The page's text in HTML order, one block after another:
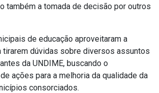
também a tomada de decisão por outros
de educação aproveitaram a
tirarem dúvidas sobre diversos assuntos
da UNDIME, buscando o
ações para a melhoria da qualidade da
consorciados.